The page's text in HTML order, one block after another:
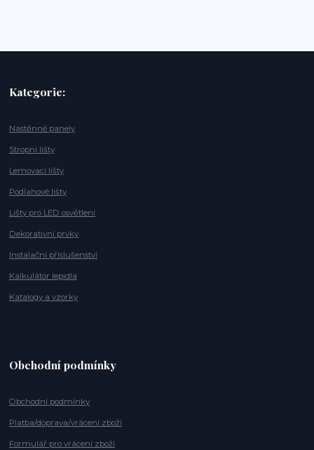
Kategorie:
Nástěnné panely
Stropní lišty
Lemovací lišty
Podlahové lišty
Lišty pro LED osvětlení
Dekorativní prvky
Instalační příslušenství
Kalkulátor lepidla
Katalogy a vzorky
Obchodní podmínky
Obchodní podmínky
Platba/doprava/vrácení zboží
Formulář pro vrácení zboží